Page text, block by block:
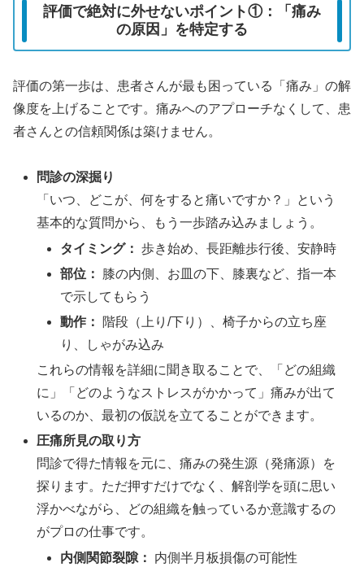
評価で絶対に外せないポイント①：「痛み
の原因」を特定する
評価の第一歩は、患者さんが最も困っている「痛み」の解
像度を上げることです。痛みへのアプローチなくして、患
者さんとの信頼関係は築けません。
問診の深掘り
「いつ、どこが、何をすると痛いですか？」という
基本的な質問から、もう一歩踏み込みましょう。
タイミング： 歩き始め、長距離歩行後、安静時
部位：
膝の内側、お皿の下、膝裏など、指一本
で示してもらう
動作：
階段（上り/下り）、椅子からの立ち座
り、しゃがみ込み
これらの情報を詳細に聞き取ることで、「どの組織
に」「どのようなストレスがかかって」痛みが出て
いるのか、最初の仮説を立てることができます。
圧痛所見の取り方
問診で得た情報を元に、痛みの発生源（発痛源）を
探ります。ただ押すだけでなく、解剖学を頭に思い
浮かべながら、どの組織を触っているか意識するの
がプロの仕事です。
内側関節裂隙：
内側半月板損傷の可能性